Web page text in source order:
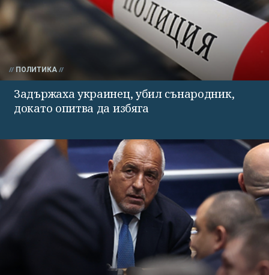
ПОЛИТИКА
Задържаха украинец, убил сънародник,
докато опитва да избяга